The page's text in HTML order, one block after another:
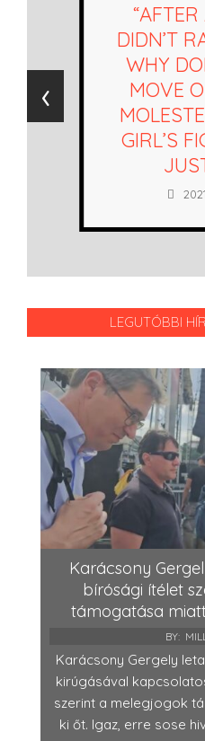
DIDN’T
WHY
MOVE
GIRL’S
‹
LEGUTÓBBI
Karácsony
bírósági ítélet
támogatása
BY:
Karácsony Gergely
kirúgásával
szerint a melegjogok
ki őt. Igaz, erre sose